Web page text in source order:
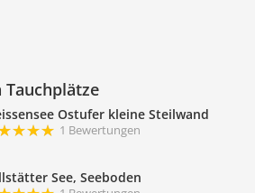
Tauchplätze
Ostufer kleine Steilwand
1 Bewertungen
See, Seeboden